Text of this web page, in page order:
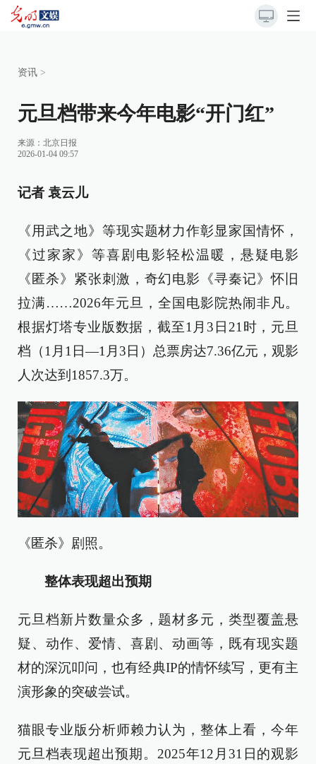
资讯 >
元旦档带来今年电影“开门红”
来源： 北京日报
2026-01-04 09:57
记者 袁云儿
《用武之地》等现实题材力作彰显家国情怀，
《过家家》等喜剧电影轻松温暖，悬疑电影
《匿杀》紧张刺激，奇幻电影《寻秦记》怀旧
拉满……2026年元旦，全国电影院热闹非凡。
根据灯塔专业版数据，截至1月3日21时，元旦
档（1月1日—1月3日）总票房达7.36亿元，观影
人次达到1857.3万。
《匿杀》剧照。
整体表现超出预期
元旦档新片数量众多，题材多元，类型覆盖悬
疑、动作、爱情、喜剧、动画等，既有现实题
材的深沉叩问，也有经典IP的情怀续写，更有主
演形象的突破尝试。
猫眼专业版分析师赖力认为，整体上看，今年
元旦档表现超出预期。2025年12月31日的观影